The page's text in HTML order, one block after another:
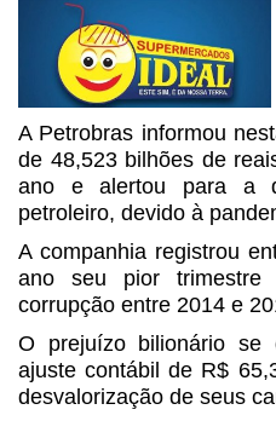
A Petrobras informou
de 48,523 bilhões de
ano e alertou para a
petroleiro, devido à
A companhia registrou
ano seu pior trimestre
corrupção entre 2014 e
O prejuízo bilionário se
ajuste contábil de R$
desvalorização de seus